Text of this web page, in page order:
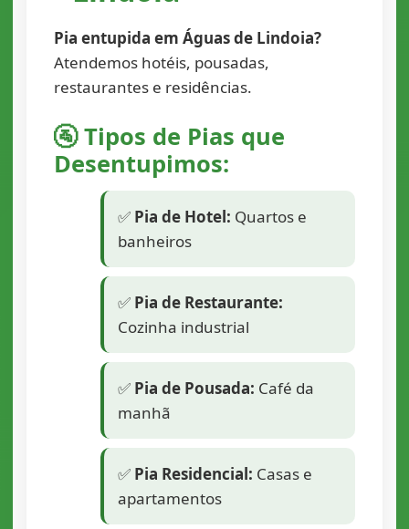
Pia entupida em Águas de Lindoia?
Atendemos hotéis, pousadas,
restaurantes e residências.
🚰 Tipos de Pias que
Desentupimos:
✅ Pia de Hotel: Quartos e
banheiros
✅ Pia de Restaurante:
Cozinha industrial
✅ Pia de Pousada: Café da
manhã
✅ Pia Residencial: Casas e
apartamentos